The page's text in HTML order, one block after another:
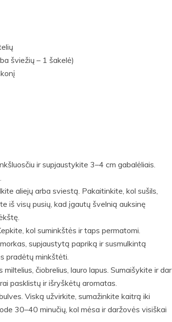
šviežių – 1 šakelė)
ir supjaustykite 3–4 cm gabalėliais.
aliejų arba sviestą. Pakaitinkite, kol sušils,
iš visų pusių, kad įgautų švelnią auksinę
kol suminkštės ir taps permatomi.
supjaustytą papriką ir susmulkintą
pradėtų minkštėti.
čiobrelius, lauro lapus. Sumaišykite ir dar
pasklistų ir išryškėtų aromatas.
Viską užvirkite, sumažinkite kaitrą iki
30–40 minučių, kol mėsa ir daržovės visiškai